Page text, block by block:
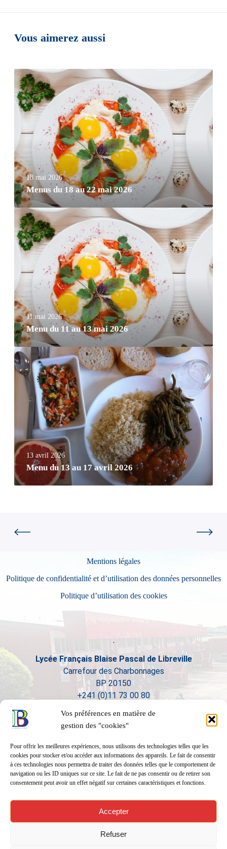
Vos préférences en matière de
gestion des "cookies"
Pour offrir les meilleures expériences, nous utilisons des technologies telles que les
cookies pour stocker et/ou accéder aux informations des appareils. Le fait de consentir
à ces technologies nous permettra de traiter des données telles que le comportement de
navigation ou les ID uniques sur ce site. Le fait de ne pas consentir ou de retirer son
consentement peut avoir un effet négatif sur certaines caractéristiques et fonctions.
Accepter
Refuser
Vous aimerez aussi
18 mai 2026
Menus du 18 au 22 mai 2026
11 mai 2026
Menu du 11 au 13 mai 2026
13 avril 2026
Menu du 13 au 17 avril 2026
Mentions légales
Politique de confidentialité et d’utilisation des données personnelles
Politique d’utilisation des cookies
Lycée Français Blaise Pascal de Libreville
Carrefour des Charbonnages
BP 20150
+241 (0)11 73 00 80